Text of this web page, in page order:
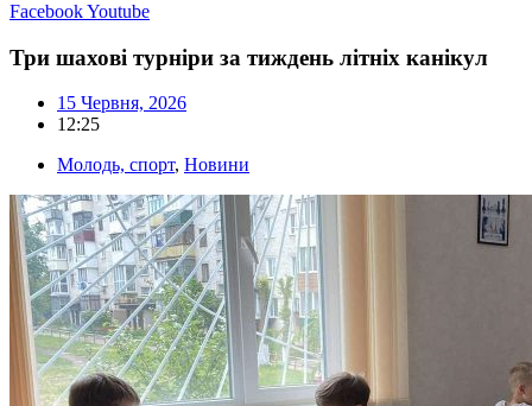
FacebookYoutube
Три шахові турніри за тиждень літніх канікул
15 Червня, 2026
12:25
Молодь, спорт, Новини